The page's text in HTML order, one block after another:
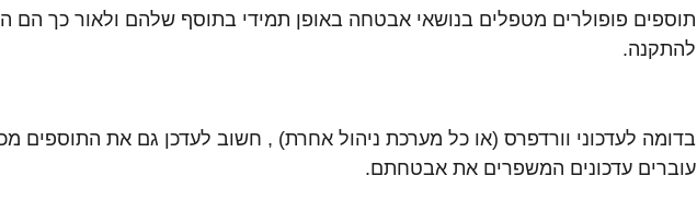
תוספים פופולרים מטפלים בנושאי אבטחה באופן תמידי בתוסף שלהם ולאור כך הם
להתקנה.
בדומה לעדכוני וורדפרס (או כל מערכת ניהול אחרת) , חשוב לעדכן גם את התוספים
עוברים עדכונים המשפרים את אבטחתם.